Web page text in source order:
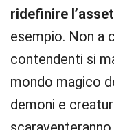
ridefinire
esempio. Non a
contendenti si
mondo magico
demoni e